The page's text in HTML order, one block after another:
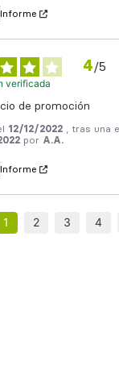
Informe
4/5
verificada
de promoción
12/12/2022
, tras una
por A.A.
Informe
1 2 3 4